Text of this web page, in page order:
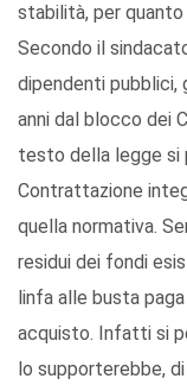
stabilità, per
Secondo il
dipendenti pubblici,
anni dal blocco dei
testo della legge si
Contrattazione
quella normativa.
residui dei fondi
linfa alle busta
acquisto. Infatti si
lo supporterebbe,